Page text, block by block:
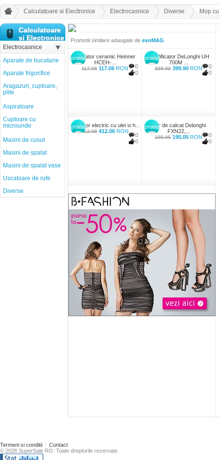
Calculatoare si Electronice Electrocasnice Diverse Mop
Promotii similare adaugate de evoMAG
promo
0
0
Radiator ceramic Heinner
HCEH-...
117.06 117.06 RON
promo
0
0
Umidificator DeLonghi UH
700M ...
399.90 399.90 RON
promo
0
0
Radiator electric cu ulei si h...
412.06 412.06 RON
promo
0
0
Fier de calcat Delonghi
FXN22,...
195.05 195.05 RON
Calculatoare
si Electronice
Electrocasnice
Aparate de bucatarie
Aparate frigorifice
Aragazuri, cuptoare,
plite
Aspiratoare
Cuptoare cu
microunde
Masini de cusut
Masini de spalat
Masini de spalat vase
Uscatoare de rufe
Diverse
Termeni si conditii
Contact
© 2026 SuperSale RO. Toate drepturile rezervate.